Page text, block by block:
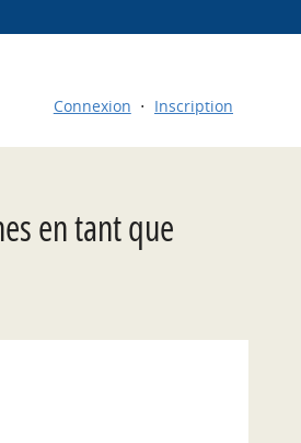
Connexion Inscription
en tant que